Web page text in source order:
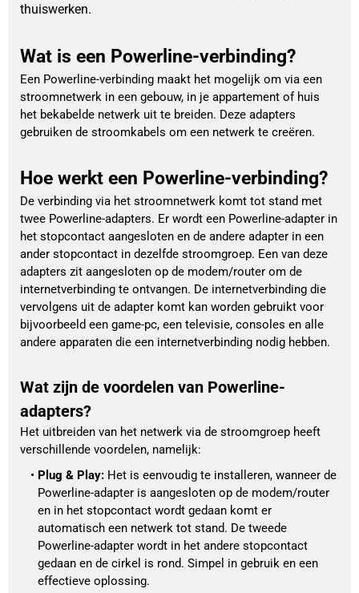
thuiswerken.
Wat is een Powerline-verbinding?
Een Powerline-verbinding maakt het mogelijk om via een
stroomnetwerk in een gebouw, in je appartement of huis
het bekabelde netwerk uit te breiden. Deze adapters
gebruiken de stroomkabels om een netwerk te creëren.
Hoe werkt een Powerline-verbinding?
De verbinding via het stroomnetwerk komt tot stand met
twee Powerline-adapters. Er wordt een Powerline-adapter in
het stopcontact aangesloten en de andere adapter in een
ander stopcontact in dezelfde stroomgroep. Een van deze
adapters zit aangesloten op de modem/router om de
internetverbinding te ontvangen. De internetverbinding die
vervolgens uit de adapter komt kan worden gebruikt voor
bijvoorbeeld een game-pc, een televisie, consoles en alle
andere apparaten die een internetverbinding nodig hebben.
Wat zijn de voordelen van Powerline-
adapters?
Het uitbreiden van het netwerk via de stroomgroep heeft
verschillende voordelen, namelijk:
Plug & Play: Het is eenvoudig te installeren, wanneer de
Powerline-adapter is aangesloten op de modem/router
en in het stopcontact wordt gedaan komt er
automatisch een netwerk tot stand. De tweede
Powerline-adapter wordt in het andere stopcontact
gedaan en de cirkel is rond. Simpel in gebruik en een
effectieve oplossing.